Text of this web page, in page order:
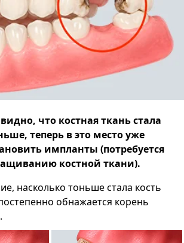
что костная ткань стала
теперь в это место уже
импланты (потребуется
костной ткани).
насколько тоньше стала кость
обнажается корень